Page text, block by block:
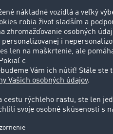
situáciám, keď je
zaviazať si pevného
sa to síce nemusí na
už nemôžete reagovať
To sa týka dodávky
mieste, aj ceny.
To platí pre nepravidelne
Aplikácie vám
flexibilne